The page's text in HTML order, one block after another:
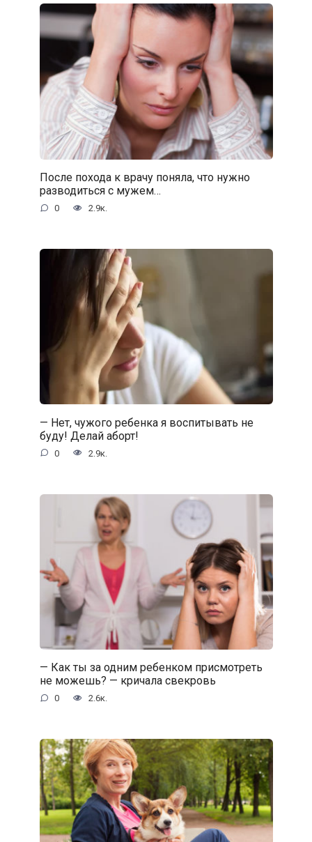
После похода к врачу поняла, что нужно
разводиться с мужем…
0 2.9к.
— Нет, чужого ребенка я воспитывать не
буду! Делай аборт!
0 2.9к.
— Как ты за одним ребенком присмотреть
не можешь? — кричала свекровь
0 2.6к.